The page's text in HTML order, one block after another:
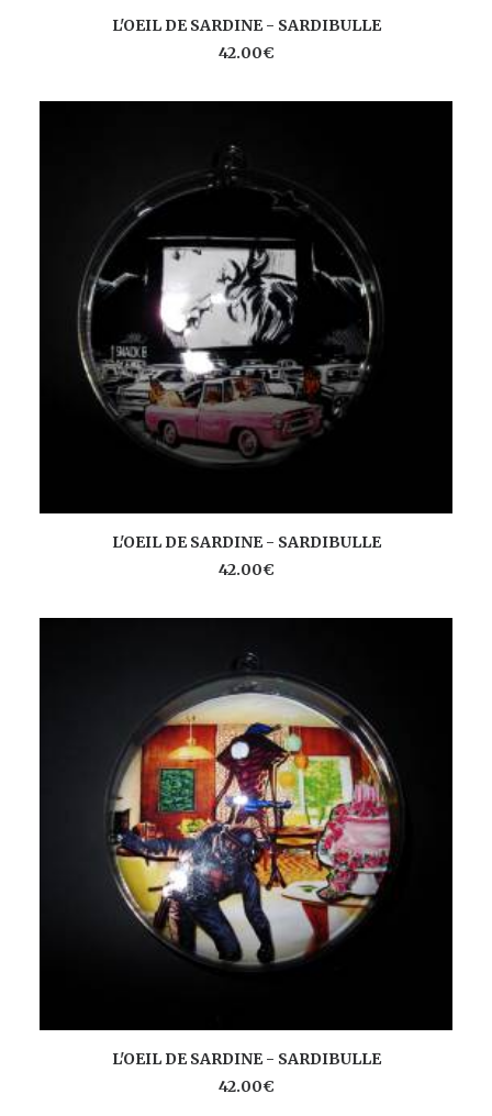
AJOUTER AU PANIER
L'OEIL DE SARDINE - SARDIBULLE
42.00€
AJOUTER AU PANIER
L'OEIL DE SARDINE - SARDIBULLE
42.00€
AJOUTER AU PANIER
L'OEIL DE SARDINE - SARDIBULLE
42.00€